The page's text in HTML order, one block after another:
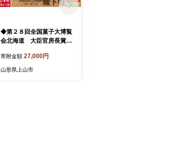
◆第２８回全国菓子大博覧
会北海道 大臣官房長賞受
ターサンド「城下町」さく
らんぼ、ラ・フランス 各
寄附金額 27,000円
山形県上山市